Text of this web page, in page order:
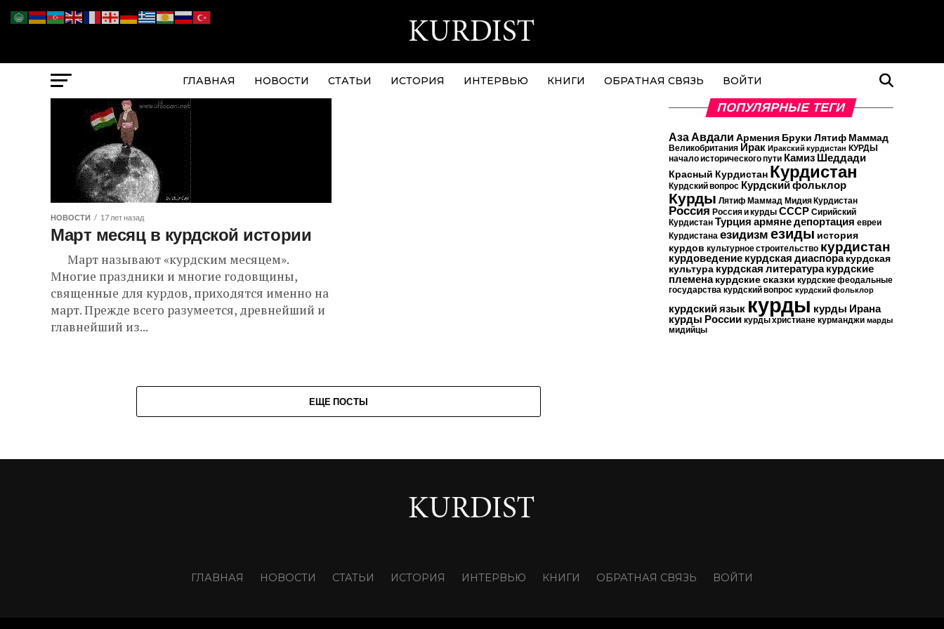
ГЛАВНАЯ НОВОСТИ СТАТЬИ ИСТОРИЯ ИНТЕРВЬЮ КНИГИ ОБРАТНАЯ СВЯЗЬ ВОЙТИ
НОВОСТИ 17 лет назад
Март месяц в курдской истории
Март называют «курдским месяцем».
Многие праздники и многие годовщины,
священные для курдов, приходятся именно на
март. Прежде всего разумеется, древнейший и
главнейший из...
ЕЩЕ ПОСТЫ
ПОПУЛЯРНЫЕ ТЕГИ
Аза Авдали Армения Бруки Лятиф Маммад
Великобритания Ирак Иракский курдистан КУРДЫ
начало исторического пути Камиз Шеддади
Красный Курдистан Курдистан
Курдский вопрос Курдский фольклор
Курды Лятиф Маммад Мидия Курдистан
Россия Россия и курды СССР Сирийский
Курдистан Турция армянедепортация евреи
Курдистана езидизмезиды история
курдов культурное строительство курдистан
курдоведение курдская диаспора курдская
культура курдская литература курдские
племена курдские сказки курдские феодальные
государства курдский вопрос курдский фольклор
курдский язык курды курды Ирана
курды России курды христиане курманджи марды
мидийцы
ГЛАВНАЯ НОВОСТИ СТАТЬИ ИСТОРИЯ ИНТЕРВЬЮ КНИГИ ОБРАТНАЯ СВЯЗЬ ВОЙТИ